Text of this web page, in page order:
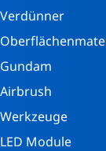
Verdünner
Gundam
Airbrush
Werkzeuge
LED Module